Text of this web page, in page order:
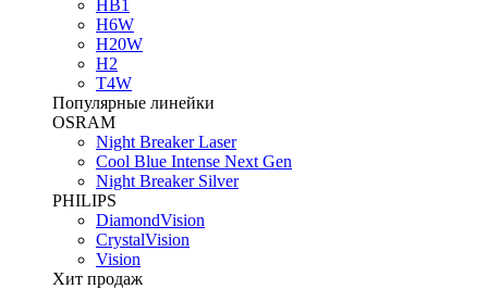
HB1
H6W
H20W
H2
T4W
Популярные линейки
OSRAM
Night Breaker Laser
Cool Blue Intense Next Gen
Night Breaker Silver
PHILIPS
DiamondVision
CrystalVision
Vision
Хит продаж